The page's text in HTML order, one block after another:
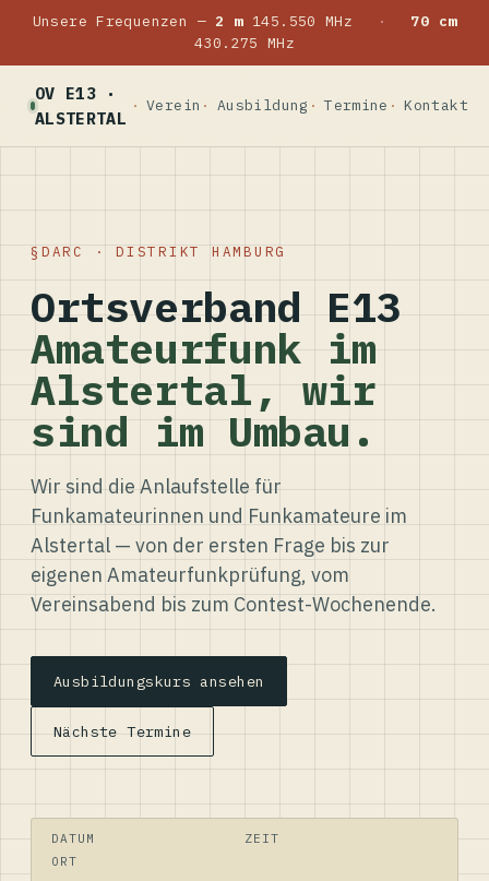
Unsere Frequenzen — 2 m145.550 MHz ·
70 cm
430.275 MHz
OV E13 ·
ALSTERTAL
Verein Ausbildung Termine Kontakt
DARC · DISTRIKT HAMBURG
Ortsverband E13
Amateurfunk im
Alstertal, wir
sind im Umbau.
Wir sind die Anlaufstelle für
Funkamateurinnen und Funkamateure im
Alstertal — von der ersten Frage bis zur
eigenen Amateurfunkprüfung, vom
Vereinsabend bis zum Contest-Wochenende.
Ausbildungskurs ansehen
Nächste Termine
DATUM
ZEIT
ORT